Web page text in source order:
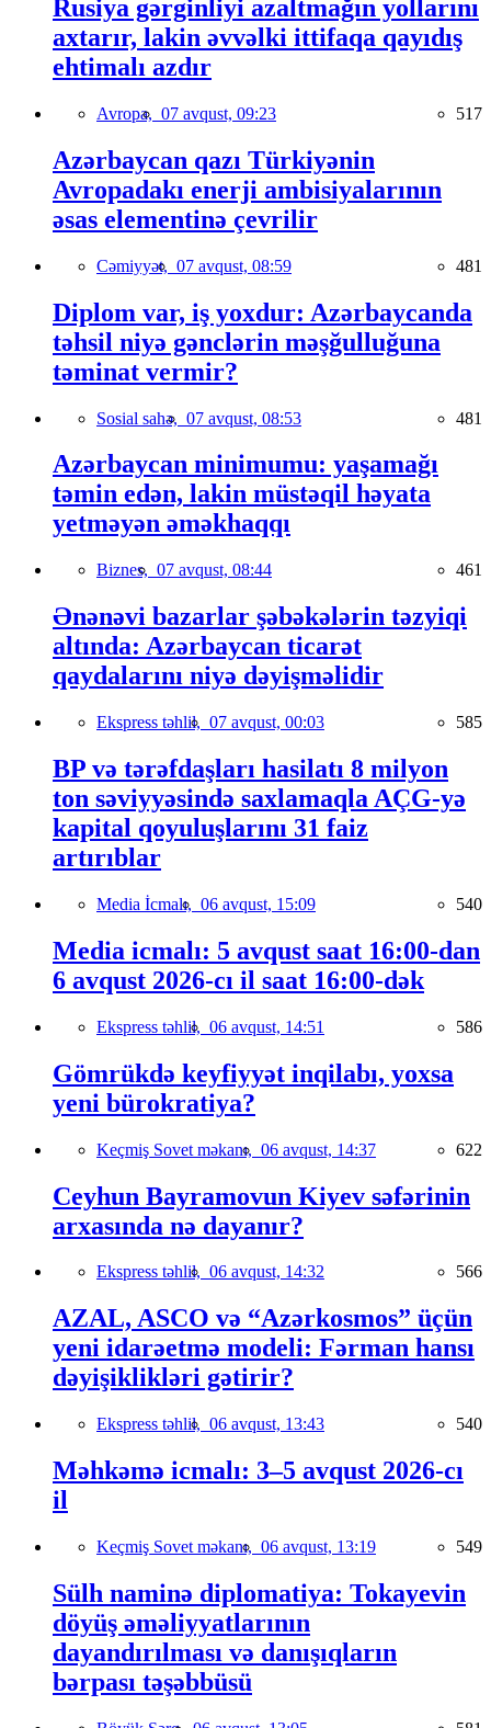
Rusiya gərginliyi azaltmağın yollarını
axtarır, lakin əvvəlki ittifaqa qayıdış
ehtimalı azdır
Avropa, 07 avqust, 09:23 517
Azərbaycan qazı Türkiyənin
Avropadakı enerji ambisiyalarının
əsas elementinə çevrilir
Cəmiyyət, 07 avqust, 08:59 481
Diplom var, iş yoxdur: Azərbaycanda
təhsil niyə gənclərin məşğulluğuna
təminat vermir?
Sosial sahə, 07 avqust, 08:53 481
Azərbaycan minimumu: yaşamağı
təmin edən, lakin müstəqil həyata
yetməyən əməkhaqqı
Biznes, 07 avqust, 08:44 461
Ənənəvi bazarlar şəbəkələrin təzyiqi
altında: Azərbaycan ticarət
qaydalarını niyə dəyişməlidir
Ekspress təhlil, 07 avqust, 00:03 585
BP və tərəfdaşları hasilatı 8 milyon
ton səviyyəsində saxlamaqla AÇG-yə
kapital qoyuluşlarını 31 faiz
artırıblar
Media İcmalı, 06 avqust, 15:09 540
Media icmalı: 5 avqust saat 16:00-dan
6 avqust 2026-cı il saat 16:00-dək
Ekspress təhlil, 06 avqust, 14:51 586
Gömrükdə keyfiyyət inqilabı, yoxsa
yeni bürokratiya?
Keçmiş Sovet məkanı, 06 avqust, 14:37 622
Ceyhun Bayramovun Kiyev səfərinin
arxasında nə dayanır?
Ekspress təhlil, 06 avqust, 14:32 566
AZAL, ASCO və “Azərkosmos” üçün
yeni idarəetmə modeli: Fərman hansı
dəyişiklikləri gətirir?
Ekspress təhlil, 06 avqust, 13:43 540
Məhkəmə icmalı: 3–5 avqust 2026-cı
il
Keçmiş Sovet məkanı, 06 avqust, 13:19 549
Sülh naminə diplomatiya: Tokayevin
döyüş əməliyyatlarının
dayandırılması və danışıqların
bərpası təşəbbüsü